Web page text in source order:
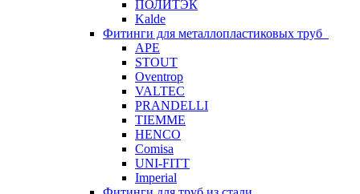
ПОЛИТЭК
Kalde
Фитинги для металлопластиковых труб
APE
STOUT
Oventrop
VALTEC
PRANDELLI
TIEMME
HENCO
Comisa
UNI-FITT
Imperial